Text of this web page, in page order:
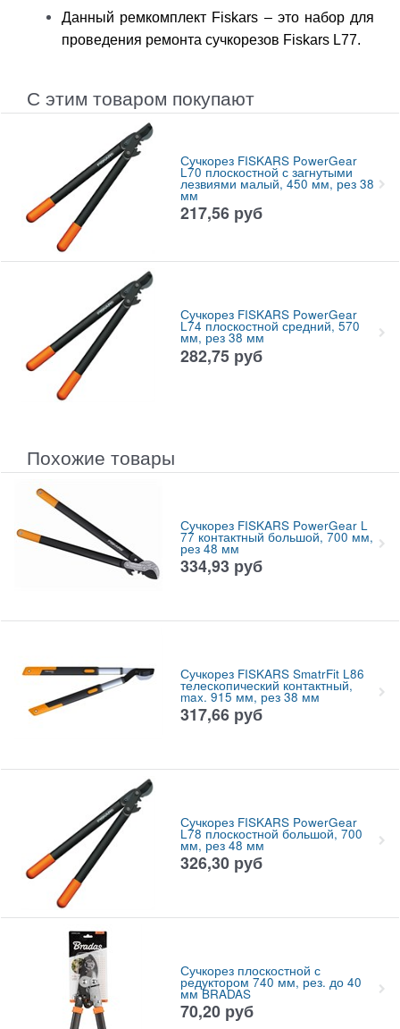
Данный ремкомплект Fiskars – это набор для
проведения ремонта сучкорезов Fiskars L77.
С этим товаром покупают
Сучкорез FISKARS PowerGear
L70 плоскостной с загнутыми
лезвиями малый, 450 мм, рез 38
мм
217,56 руб
Сучкорез FISKARS PowerGear
L74 плоскостной средний, 570
мм, рез 38 мм
282,75 руб
Похожие товары
Сучкорез FISKARS PowerGear L
77 контактный большой, 700 мм,
рез 48 мм
334,93 руб
Сучкорез FISKARS SmatrFit L86
телескопический контактный,
max. 915 мм, рез 38 мм
317,66 руб
Сучкорез FISKARS PowerGear
L78 плоскостной большой, 700
мм, рез 48 мм
326,30 руб
Сучкорез плоскостной с
редуктором 740 мм, рез. до 40
мм BRADAS
70,20 руб